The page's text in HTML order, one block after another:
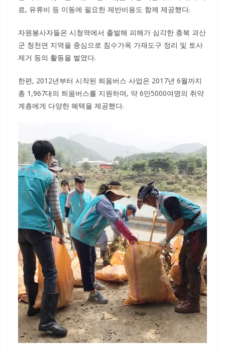
료, 유류비 등 이동에 필요한 제반비용도 함께 제공했다.
자원봉사자들은 시청역에서 출발해 피해가 심각한 충북 괴산
군 청천면 지역을 중심으로 침수가옥 가재도구 정리 및 토사
제거 등의 활동을 벌였다.
한편, 2012년부터 시작된 틔움버스 사업은 2017년 6월까지
총 1,967대의 틔움버스를 지원하며, 약 6만5000여명의 취약
계층에게 다양한 혜택을 제공했다.